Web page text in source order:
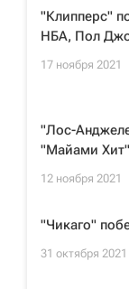
"Клипперс"
НБА, Пол
17 ноября 2021
"Лос-
"Майами
12 ноября 2021
"Чикаго"
31 октября 2021